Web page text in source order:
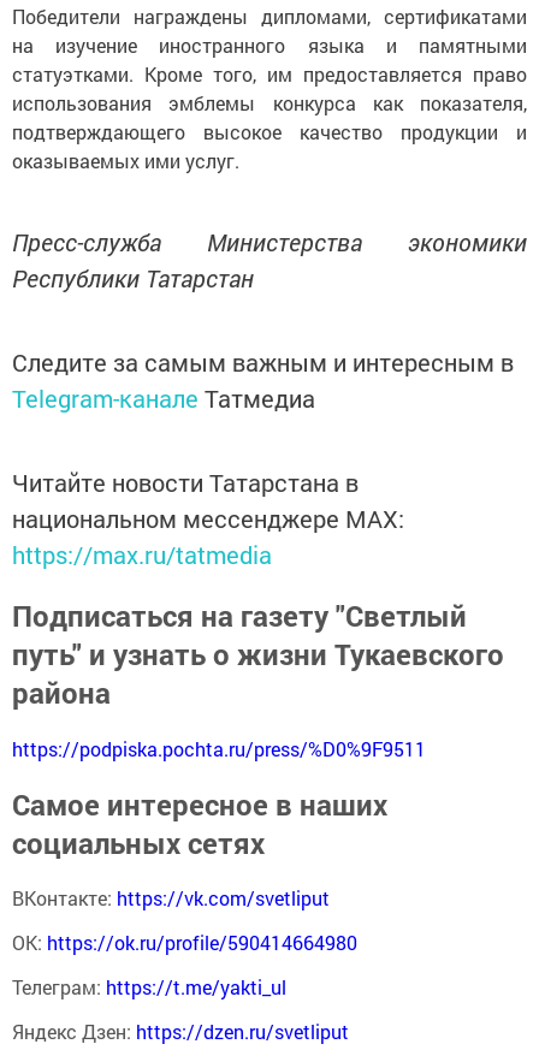
Победители награждены дипломами, сертификатами
на изучение иностранного языка и памятными
статуэтками. Кроме того, им предоставляется право
использования эмблемы конкурса как показателя,
подтверждающего высокое качество продукции и
оказываемых ими услуг.
Пресс-служба Министерства экономики
Республики Татарстан
Следите за самым важным и интересным в
Telegram-канале Татмедиа
Читайте новости Татарстана в
национальном мессенджере MАХ:
https://max.ru/tatmedia
Подписаться на газету "Светлый
путь" и узнать о жизни Тукаевского
района
https://podpiska.pochta.ru/press/%D0%9F9511
Самое интересное в наших
социальных сетях
ВКонтакте: https://vk.com/svetliput
ОК: https://ok.ru/profile/590414664980
Телеграм: https://t.me/yakti_ul
Яндекс Дзен: https://dzen.ru/svetliput